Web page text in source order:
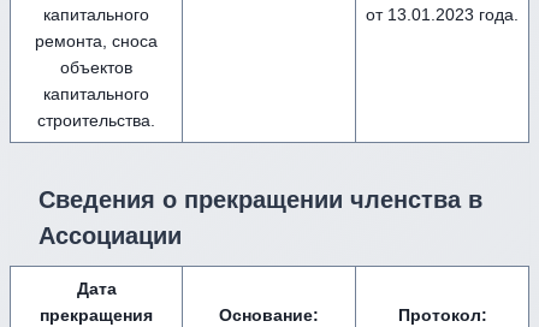
капитального
ремонта, сноса
объектов
капитального
строительства.
от 13.01.2023 года.
Сведения о прекращении членства в
Ассоциации
Дата
прекращения
Основание: Протокол: